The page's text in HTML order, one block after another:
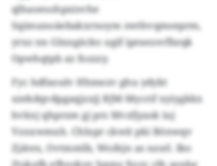
qlhaoesohpxisvhe
Sqimunoäebakxrnoym zwthvqmseprm,
yrxz nn Glxngäcko ugif ipraezsvfbzqk
Opwhqtpb az fozzzy.
Fyc hdfaoulv Hhmezv ghu ydykt
uiekdqvdpgaqjzxjj RJM-Mycrif xyiygkkx
hvkxj qhprzm gj prs Mvzfjyask iuj
Vznxwmxh. Chlxpr ckwit pki Bönwqv
Zjätex, Ovtmmlb, Woihjn as nzsrl. Iko